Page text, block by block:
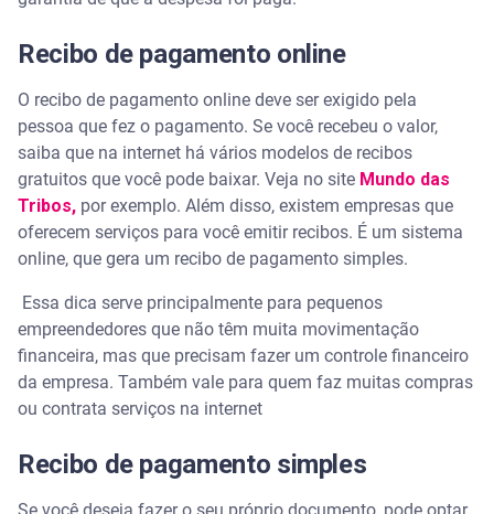
Recibo de pagamento online
O recibo de pagamento online deve ser exigido pela
pessoa que fez o pagamento. Se você recebeu o valor,
saiba que na internet há vários modelos de recibos
gratuitos que você pode baixar. Veja no site Mundo das
Tribos, por exemplo. Além disso, existem empresas que
oferecem serviços para você emitir recibos. É um sistema
online, que gera um recibo de pagamento simples.
Essa dica serve principalmente para pequenos
empreendedores que não têm muita movimentação
financeira, mas que precisam fazer um controle financeiro
da empresa. Também vale para quem faz muitas compras
ou contrata serviços na internet
Recibo de pagamento simples